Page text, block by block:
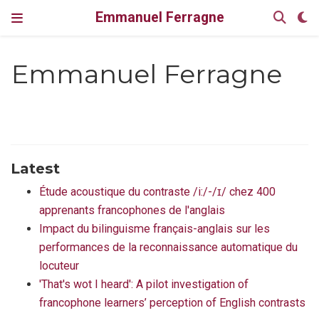
Emmanuel Ferragne
Emmanuel Ferragne
Latest
Étude acoustique du contraste /i:/-/ɪ/ chez 400
apprenants francophones de l'anglais
Impact du bilinguisme français-anglais sur les
performances de la reconnaissance automatique du
locuteur
'That's wot I heard': A pilot investigation of
francophone learners’ perception of English contrasts